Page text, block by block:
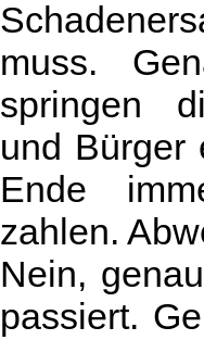
muss.
springen
und Bürger
Ende
zahlen.
Nein,
passiert.